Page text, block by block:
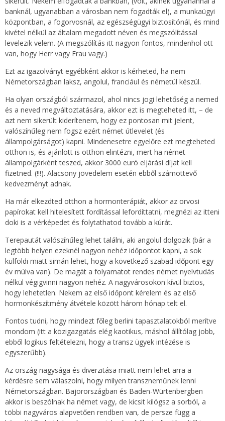
banknál, ugyanabban a városban nem fogadták el), a munkaügyi
központban, a fogorvosnál, az egészségügyi biztosítónál, és mind
kivétel nélkül az általam megadott néven és megszólítással
levelezik velem. (A megszólítás itt nagyon fontos, mindenhol ott
van, hogy Herr vagy Frau vagy.)
Ezt az igazolványt egyébként akkor is kérheted, ha nem
Németországban laksz, angolul, franciául és németül készül.
Ha olyan országból származol, ahol nincs jogi lehetőség a nemed
és a neved megváltoztatására, akkor ezt is megteheted itt, – de
azt nem sikerült kiderítenem, hogy ez pontosan mit jelent,
valószínűleg nem fogsz ezért német útlevelet (és
állampolgárságot) kapni. Mindenesetre egyelőre ezt megteheted
otthon is, és ajánlott is otthon elintézni, mert ha német
állampolgárként teszed, akkor 3000 euró eljárási díjat kell
fizetned. (!!!). Alacsony jövedelem esetén ebből számottevő
kedvezményt adnak.
Ha már elkezdted otthon a hormonterápiát, akkor az orvosi
papírokat kell hitelesített fordítással lefordíttatni, megnézi az itteni
doki is a vérképedet és folytathatod tovább a kúrát.
Terepautát valószínűleg lehet találni, aki angolul dolgozik (bár a
legtöbb helyen ezeknél nagyon nehéz időpontot kapni, a sok
külföldi miatt simán lehet, hogy a következő szabad időpont egy
év múlva van). De magát a folyamatot rendes német nyelvtudás
nélkül végigvinni nagyon nehéz. A nagyvárosokon kívül biztos,
hogy lehetetlen. Nekem az első időpont kérelem és az első
hormonkészítmény átvétele között három hónap telt el.
Fontos tudni, hogy mindezt főleg berlini tapasztalatokból merítve
mondom (itt a közigazgatás elég kaotikus, máshol állítólag jobb,
ebből logikus feltételezni, hogy a transz ügyek intézése is
egyszerűbb).
Az ország nagysága és diverzitása miatt nem lehet arra a
kérdésre sem válaszolni, hogy milyen transzneműnek lenni
Németországban. Bajorországban és Baden-Würtenbergben
akkor is beszólnak ha német vagy, de kicsit kilógsz a sorból, a
többi nagyváros alapvetően rendben van, de persze függ a